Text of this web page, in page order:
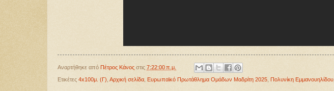
Αναρτήθηκε από Πέτρος Κάνος στις 7:22:00 π.μ.
Ετικέτες 4x100μ. (Γ) Αρχική σελίδα Ευρωπαϊκό Πρωτάθλημα Ομάδων Μαδρίτη 2025 Πολυνίκη Εμμανουηλίδου